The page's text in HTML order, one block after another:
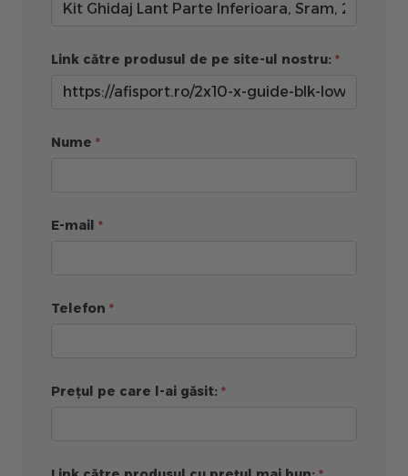
Link către produsul de pe site-ul nostru:
Nume
E-mail
Telefon
Prețul pe care l-ai găsit: